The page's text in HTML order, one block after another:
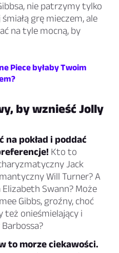
nie patrzymy tylko
grę mieczem, ale
na tyle mocną, by
Piece byłaby Twoim
by wznieść Jolly
na pokład i poddać
Kto to
Jack
Will Turner? A
Elizabeth Swann? Może
Gibbs, groźny, choć
też onieśmielający i
to morze ciekawości.